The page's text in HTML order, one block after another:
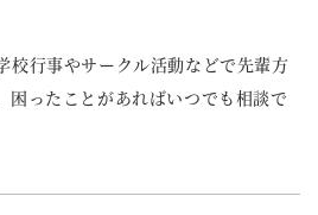
行事やサークル活動などで先輩方
困ったことがあればいつでも相談で